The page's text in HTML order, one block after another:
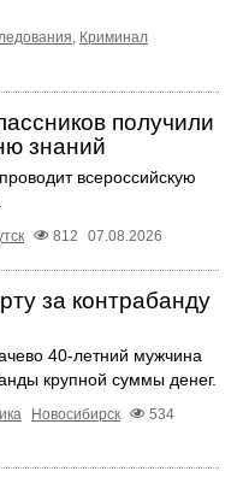
Криминал
получили
знаний
всероссийскую
812 07.08.2026
за контрабанду
40-летний мужчина
крупной суммы денег.
Новосибирск
534